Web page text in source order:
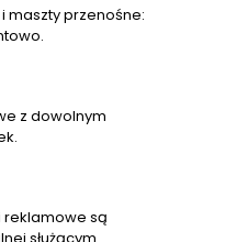
maszty przenośne:
z dowolnym
reklamowe są